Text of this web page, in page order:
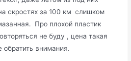
скростях за 100 км слишком
Про плохой пластик
не буду , цена такая
обратить внимания.